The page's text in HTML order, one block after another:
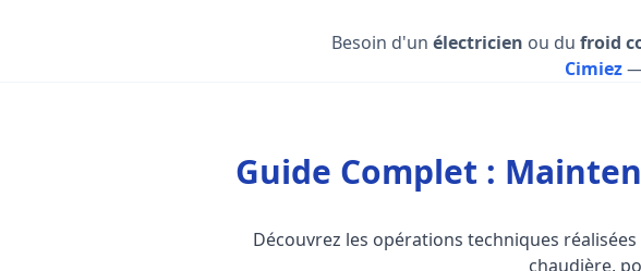
Besoin d'un électricien ou du froid
Cimiez
Guide Complet :
Découvrez les opérations techniques
chaudière,